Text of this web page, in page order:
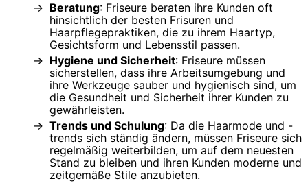
Beratung: Friseure beraten ihre Kunden oft
hinsichtlich der besten Frisuren und
Haarpflegepraktiken, die zu ihrem Haartyp,
Gesichtsform und Lebensstil passen.
Hygiene und Sicherheit: Friseure müssen
sicherstellen, dass ihre Arbeitsumgebung und
ihre Werkzeuge sauber und hygienisch sind, um
die Gesundheit und Sicherheit ihrer Kunden zu
gewährleisten.
Trends und Schulung: Da die Haarmode und -
trends sich ständig ändern, müssen Friseure sich
regelmäßig weiterbilden, um auf dem neuesten
Stand zu bleiben und ihren Kunden moderne und
zeitgemäße Stile anzubieten.